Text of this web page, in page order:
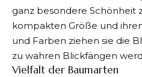
ganz besondere Schönheit
kompakten Größe und
und Farben ziehen sie die
zu wahren Blickfängen
Vielfalt der Baumarten